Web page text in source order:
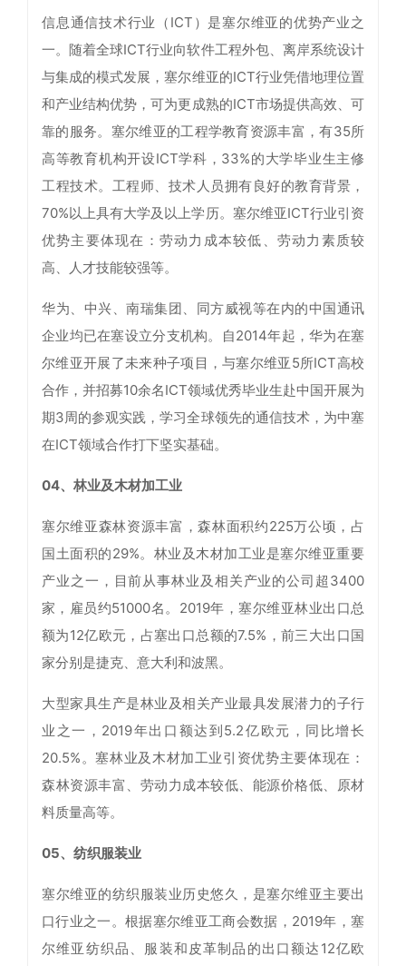
信息通信技术行业（ICT）是塞尔维亚的优势产业之
一。随着全球ICT行业向软件工程外包、离岸系统设计
与集成的模式发展，塞尔维亚的ICT行业凭借地理位置
和产业结构优势，可为更成熟的ICT市场提供高效、可
靠的服务。塞尔维亚的工程学教育资源丰富，有35所
高等教育机构开设ICT学科，33%的大学毕业生主修
工程技术。工程师、技术人员拥有良好的教育背景，
70%以上具有大学及以上学历。塞尔维亚ICT行业引资
优势主要体现在：劳动力成本较低、劳动力素质较
高、人才技能较强等。
华为、中兴、南瑞集团、同方威视等在内的中国通讯
企业均已在塞设立分支机构。自2014年起，华为在塞
尔维亚开展了未来种子项目，与塞尔维亚5所ICT高校
合作，并招募10余名ICT领域优秀毕业生赴中国开展为
期3周的参观实践，学习全球领先的通信技术，为中塞
在ICT领域合作打下坚实基础。
04、林业及木材加工业
塞尔维亚森林资源丰富，森林面积约225万公顷，占
国土面积的29%。林业及木材加工业是塞尔维亚重要
产业之一，目前从事林业及相关产业的公司超3400
家，雇员约51000名。2019年，塞尔维亚林业出口总
额为12亿欧元，占塞出口总额的7.5%，前三大出口国
家分别是捷克、意大利和波黑。
大型家具生产是林业及相关产业最具发展潜力的子行
业之一，2019年出口额达到5.2亿欧元，同比增长
20.5%。塞林业及木材加工业引资优势主要体现在：
森林资源丰富、劳动力成本较低、能源价格低、原材
料质量高等。
05、纺织服装业
塞尔维亚的纺织服装业历史悠久，是塞尔维亚主要出
口行业之一。根据塞尔维亚工商会数据，2019年，塞
尔维亚纺织品、服装和皮革制品的出口额达12亿欧